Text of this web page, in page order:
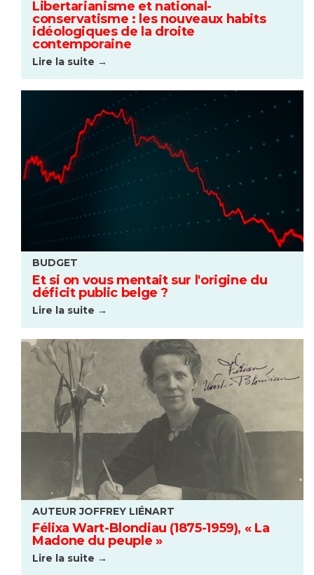
Libertarianisme et national-
conservatisme : les nouveaux habits
idéologiques de la droite
contemporaine
Lire la suite →
BUDGET
Et si on vous mentait sur l'origine du
déficit public belge ?
Lire la suite →
AUTEUR JOFFREY LIÉNART
Félixa Wart-Blondiau (1875-1959), « La
Madone du peuple »
Lire la suite →